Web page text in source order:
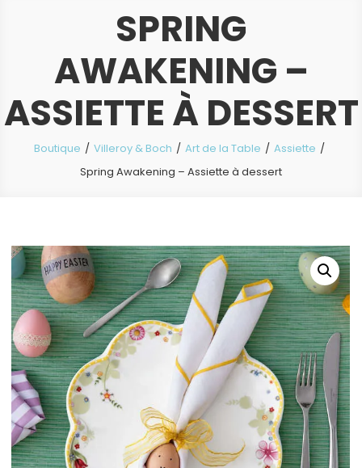
SPRING
AWAKENING –
ASSIETTE À DESSERT
Boutique Villeroy & Boch Art de la Table
Assiette
Spring Awakening – Assiette à dessert